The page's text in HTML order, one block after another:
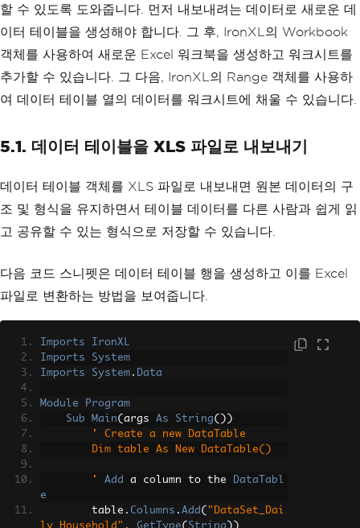
할 수 있도록 도와줍니다. 먼저 내보내려는 데이터로 새로운 데
이터 테이블을 생성해야 합니다. 그 후, IronXL의 Workbook
객체를 사용하여 새로운 Excel 워크북을 생성하고 워크시트를
추가할 수 있습니다. 그 다음, IronXL의 Range 객체를 사용하
여 데이터 테이블 열의 데이터를 워크시트에 채울 수 있습니다.
5.1. 데이터 테이블을 XLS 파일로 내보내기
데이터 테이블 객체를 XLS 파일로 내보내면 원본 데이터의 구
조 및 형식을 유지하면서 테이블 데이터를 다른 사람과 쉽게 읽
고 공유할 수 있는 형식으로 저장할 수 있습니다.
다음 코드 스니펫은 데이터 테이블 행을 생성하고 이를 Excel
파일로 변환하는 방법을 보여줍니다.
Imports
IronXL
Imports
System
Imports
System . Data
Module
Program
Sub
Main( args As String())
' Create a new DataTable
        Dim table As New DataTable()
        '
Add a column to the
DataTabl
e
        table
. Columns . Add ( "DataSet_Dai